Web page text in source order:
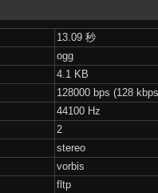
13.09 秒
ogg
4.1 KB
128000 bps (128
44100 Hz
2
stereo
vorbis
fltp